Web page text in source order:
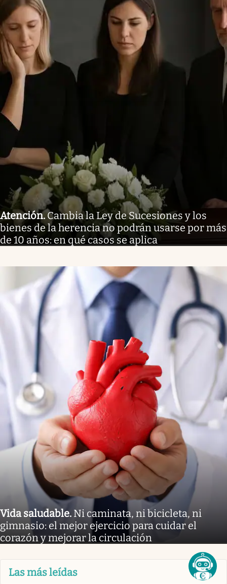
Atención.Cambia la Ley de Sucesiones y los
bienes de la herencia no podrán usarse por más
de 10 años: en qué casos se aplica
Vida saludable. Ni caminata, ni bicicleta, ni
gimnasio: el mejor ejercicio para cuidar el
corazón y mejorar la circulación
Las más leídas